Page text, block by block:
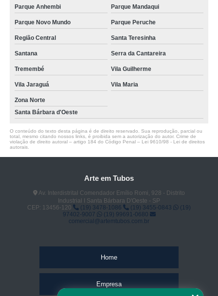
Parque Anhembi Parque Mandaqui
Parque Novo Mundo Parque Peruche
Região Central Santa Teresinha
Santana Serra da Cantareira
Tremembé Vila Guilherme
Vila Jaraguá Vila Maria
Zona Norte
Santa Bárbara d'Oeste
O conteúdo do texto desta página é de direito reservado. Sua reprodução, parcial ou
total, mesmo citando nossos links, é proibida sem a autorização do autor. Crime de
violação de direito autoral – artigo 184 do Código Penal – Lei 9610/98 - Lei de direitos
autorais
Arte em Tubos
Av. Interdistrital Comendador Emílio Romi, 928 - Distrito
Industrial I Santa Bárbara D'Oeste - SP
CEP: 13456-120
(19) 3478-1086 (19) 3455-0843
(19)
97402-9007
(19) 99691-0680
comercial@artemtubos.com.br
Home
Empresa